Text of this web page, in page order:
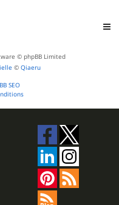
© phpBB Limited
© Qiaeru
SEO